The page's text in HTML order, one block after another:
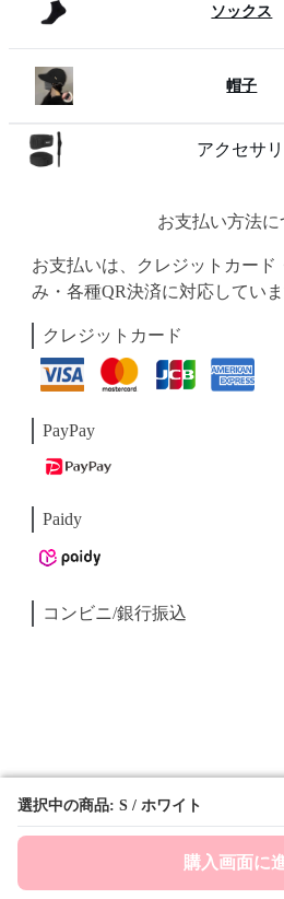
選択中の商品: S / ホワイト
購入画面に
選択中の商品: S / ホワイト
購入画面に
ソックス
帽子
アクセサ
お支払い方法に
お支払いは、クレジットカード
み・各種QR決済に対応していま
クレジットカード
PayPay
Paidy
コンビニ/銀行振込